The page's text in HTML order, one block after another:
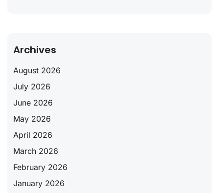
Archives
August 2026
July 2026
June 2026
May 2026
April 2026
March 2026
February 2026
January 2026